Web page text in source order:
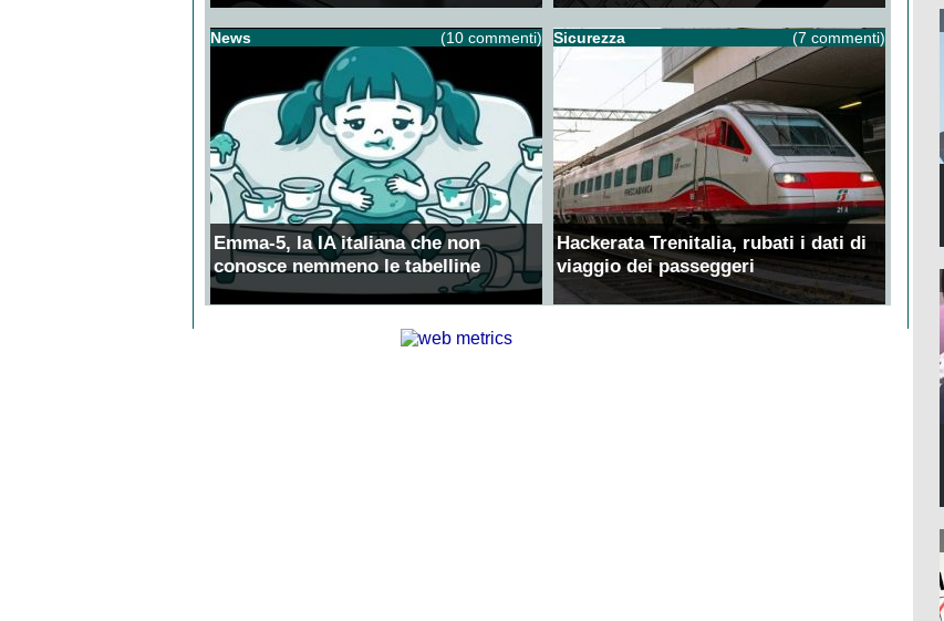
News (10 commenti)
Emma-5, la IA italiana che non
conosce nemmeno le tabelline
Sicurezza (7 commenti)
Hackerata Trenitalia, rubati i dati di
viaggio dei passeggeri